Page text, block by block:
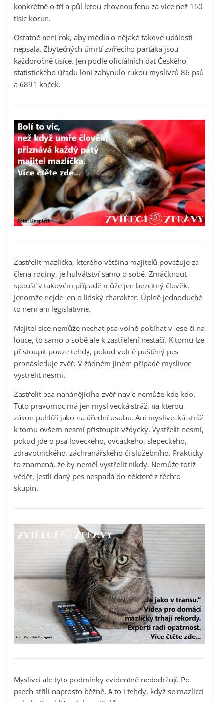
konkrétně o tří a půl letou chovnou fenu za více než 150
tisíc korun.
Ostatně není rok, aby média o nějaké takové události
nepsala. Zbytečných úmrtí zvířecího parťáka jsou
každoročně tisíce. Jen podle oficiálních dat Českého
statistického úřadu loni zahynulo rukou myslivců 86 psů
a 6891 koček.
Zastřelit mazlíčka, kterého většina majitelů považuje za
člena rodiny, je hulvátství samo o sobě. Zmáčknout
spoušť v takovém případě může jen bezcitný člověk.
Jenomže nejde jen o lidský charakter. Úplně jednoduché
to není ani legislativně.
Majitel sice nemůže nechat psa volně pobíhat v lese či na
louce, to samo o sobě ale k zastřelení nestačí. K tomu lze
přistoupit pouze tehdy, pokud volně puštěný pes
pronásleduje zvěř. V žádném jiném případě myslivec
vystřelit nesmí.
Zastřelit psa nahánějícího zvěř navíc nemůže kde kdo.
Tuto pravomoc má jen myslivecká stráž, na kterou
zákon pohlíží jako na úřední osobu. Ani myslivecká stráž
k tomu ovšem nesmí přistoupit vždycky. Vystřelit nesmí,
pokud jde o psa loveckého, ovčáckého, slepeckého,
zdravotnického, záchranářského či služebního. Prakticky
to znamená, že by neměl vystřelit nikdy. Nemůže totiž
vědět, jestli daný pes nespadá do některé z těchto
skupin.
Myslivci ale tyto podmínky evidentně nedodržují. Po
psech střílí naprosto běžně. A to i tehdy, když se mazlíčci